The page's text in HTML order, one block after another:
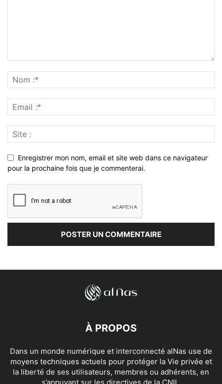
Enregistrer mon nom, email et site web dans ce navigateur
pour la prochaine fois que je commenterai.
À PROPOS
Dans un monde numérique et interconnecté alNas use de
moyens techniques actuels pour protéger la Vie privée et
la liberté de ses utilisateurs, membres ou adhérents, en